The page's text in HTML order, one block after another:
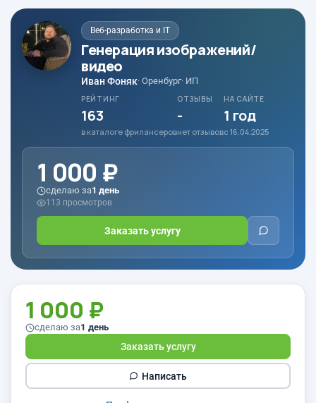
Веб-разработка и IT
Генерация изображений/
видео
Иван Фоняк· Оренбург· ИП
РЕЙТИНГ
163
в каталоге фрилансеров
ОТЗЫВЫ
-
нет отзывов
НА САЙТЕ
1 год
с 16.04.2025
1 000 ₽
сделаю за1 день
113 просмотров
Заказать услугу
1 000 ₽
сделаю за1 день
Заказать услугу
Написать